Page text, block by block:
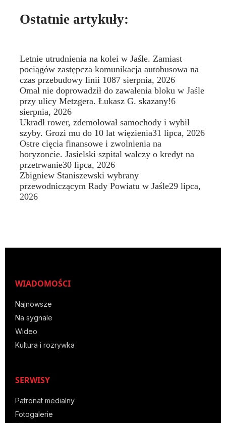
Ostatnie artykuły:
Letnie utrudnienia na kolei w Jaśle. Zamiast
pociągów zastępcza komunikacja autobusowa na
czas przebudowy linii 1087 sierpnia, 2026
Omal nie doprowadził do zawalenia bloku w Jaśle
przy ulicy Metzgera. Łukasz G. skazany!6
sierpnia, 2026
Ukradł rower, zdemolował samochody i wybił
szyby. Grozi mu do 10 lat więzienia31 lipca, 2026
Ostre cięcia finansowe i zwolnienia na
horyzoncie. Jasielski szpital walczy o kredyt na
przetrwanie30 lipca, 2026
Zbigniew Staniszewski wybrany
przewodniczącym Rady Powiatu w Jaśle29 lipca,
2026
WIADOMOŚCI
Najnowsze
Na sygnale
Wideo
Kultura i rozrywka
SERWISY
Patronat medialny
Fotogalerie